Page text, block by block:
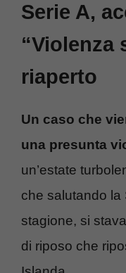
Serie A,
“Violenza
riaperto
Un caso che
una presunta
un’estate
che salutando la
stagione, si
di riposo che